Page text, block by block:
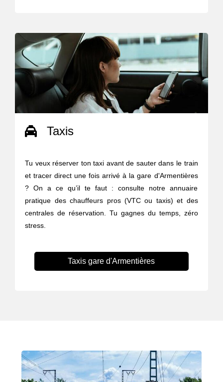
Taxis
Tu veux réserver ton taxi avant de sauter dans le train
et tracer direct une fois arrivé à la gare d'Armentières
? On a ce qu’il te faut : consulte notre annuaire
pratique des chauffeurs pros (VTC ou taxis) et des
centrales de réservation. Tu gagnes du temps, zéro
stress.
Taxis gare d'Armentières